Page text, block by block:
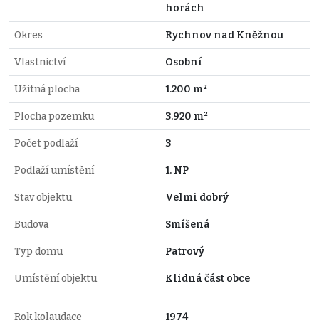
horách
Okres Rychnov nad Kněžnou
Vlastnictví Osobní
Užitná plocha 1.200 m²
Plocha pozemku 3.920 m²
Počet podlaží 3
Podlaží umístění 1. NP
Stav objektu Velmi dobrý
Budova Smíšená
Typ domu Patrový
Umístění objektu Klidná část obce
Rok kolaudace 1974